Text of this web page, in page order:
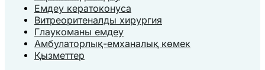
Емдеу кератоконуса
Витреоритеналды хирургия
Глаукоманы емдеу
Амбулаторлық-емханалық көмек
Қызметтер